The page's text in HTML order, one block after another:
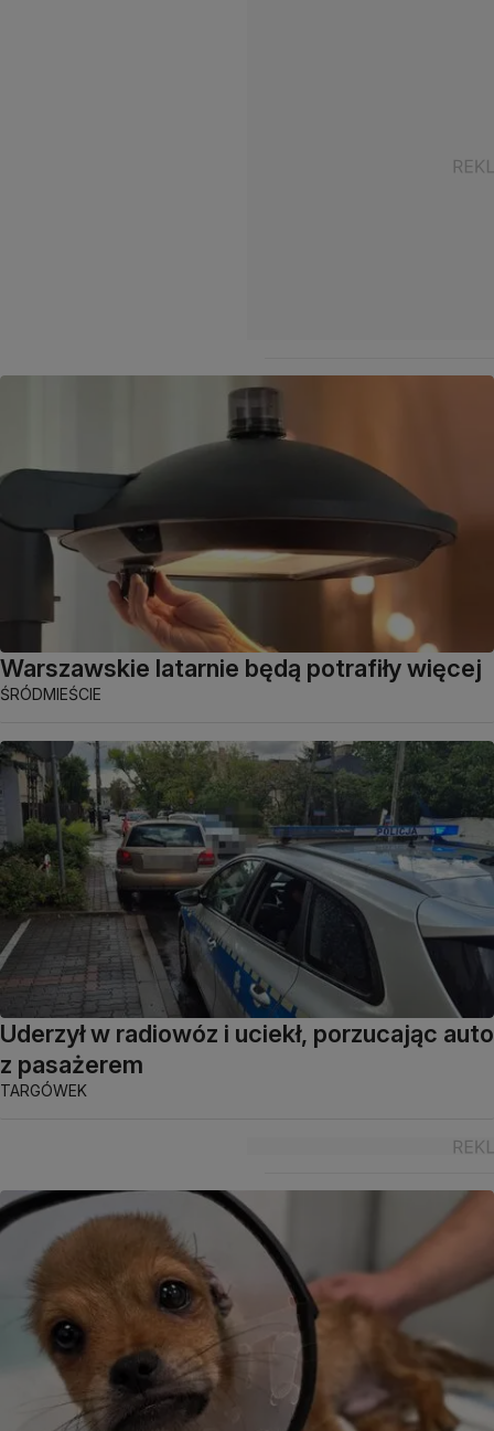
Warszawskie latarnie będą potrafiły więcej
ŚRÓDMIEŚCIE
Uderzył w radiowóz i uciekł, porzucając auto
z pasażerem
TARGÓWEK